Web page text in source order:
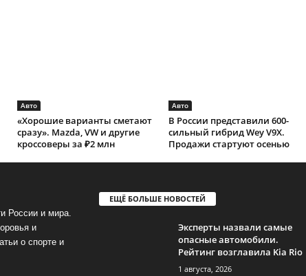
Авто
«Хорошие варианты сметают
сразу». Mazda, VW и другие
кроссоверы за ₽2 млн
Авто
В России представили 600-
сильный гибрид Wey V9X.
Продажи стартуют осенью
России и мира.
и
о спорте и
ЕЩЁ БОЛЬШЕ НОВОСТЕЙ
Эксперты назвали самые
опасные автомобили.
Рейтинг возглавила Kia Rio
1 августа, 2026